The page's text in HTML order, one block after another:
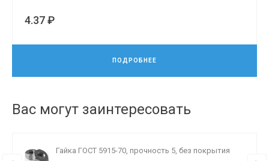
4.37 ₽
ПОДРОБНЕЕ
Вас могут заинтересовать
Гайка ГОСТ 5915-70, прочность 5, без покрытия